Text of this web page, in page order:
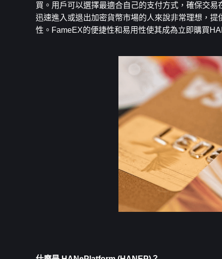
買。用戶可以選擇最適合自己的支付方式，確保交
迅速進入或退出加密貨幣市場的人來說非常理想，
性。FameEX的便捷性和易用性使其成為立即購買